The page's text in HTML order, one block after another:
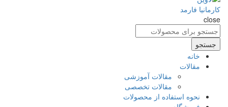
close
جستجو
برای
: جستجو
خانه
مقالات
مقالات آموزشی
مقالات تخصصی
نحوه استفاده از محصولات